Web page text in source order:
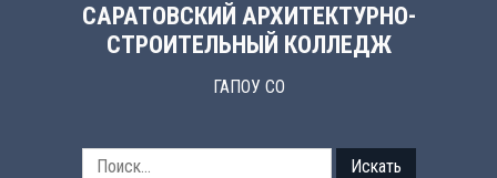
САРАТОВСКИЙ АРХИТЕКТУРНО-
СТРОИТЕЛЬНЫЙ КОЛЛЕДЖ
ГАПОУ СО
Искать